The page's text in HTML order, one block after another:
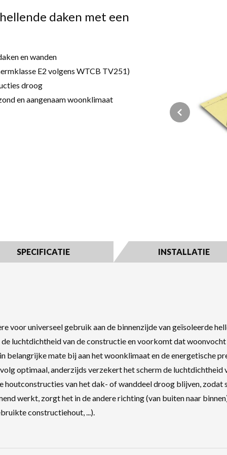
daken met een
en wanden
E2 volgens WTCB TV251)
droog
en aangenaam woonklimaat
Previous
SPECIFICATIE INSTALLATIE
voor universeel gebruik aan de binnenzijde van geïsoleerde
luchtdichtheid van de constructie en voorkomt dat
belangrijke mate bij aan het woonklimaat en de energetische
optimaal, anderzijds verzekert het scherm de
houtconstructies van het dak- of wanddeel droog blijven,
werkt, zorgt het in de andere richting (van buiten naar
constructiehout, ...).